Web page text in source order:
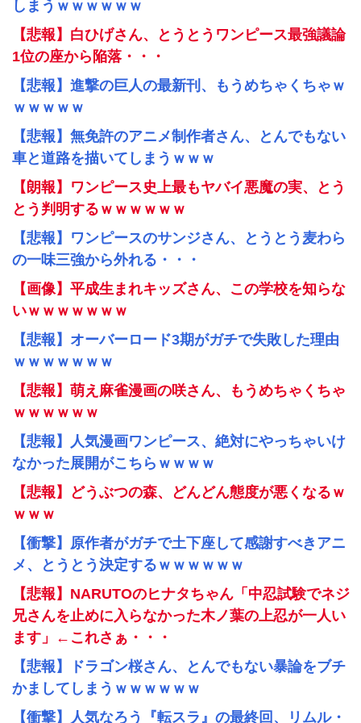
しまうｗｗｗｗｗｗ
【悲報】白ひげさん、とうとうワンピース最強議論
1位の座から陥落・・・
【悲報】進撃の巨人の最新刊、もうめちゃくちゃｗ
ｗｗｗｗｗ
【悲報】無免許のアニメ制作者さん、とんでもない
車と道路を描いてしまうｗｗｗ
【朗報】ワンピース史上最もヤバイ悪魔の実、とう
とう判明するｗｗｗｗｗｗ
【悲報】ワンピースのサンジさん、とうとう麦わら
の一味三強から外れる・・・
【画像】平成生まれキッズさん、この学校を知らな
いｗｗｗｗｗｗｗ
【悲報】オーバーロード3期がガチで失敗した理由
ｗｗｗｗｗｗｗ
【悲報】萌え麻雀漫画の咲さん、もうめちゃくちゃ
ｗｗｗｗｗｗ
【悲報】人気漫画ワンピース、絶対にやっちゃいけ
なかった展開がこちらｗｗｗｗ
【悲報】どうぶつの森、どんどん態度が悪くなるｗ
ｗｗｗ
【衝撃】原作者がガチで土下座して感謝すべきアニ
メ、とうとう決定するｗｗｗｗｗｗ
【悲報】NARUTOのヒナタちゃん「中忍試験でネジ
兄さんを止めに入らなかった木ノ葉の上忍が一人い
ます」←これさぁ・・・
【悲報】ドラゴン桜さん、とんでもない暴論をブチ
かましてしまうｗｗｗｗｗｗ
【衝撃】人気なろう『転スラ』の最終回、リムル・